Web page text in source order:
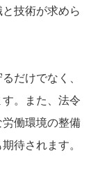
技術が求めら
だけでなく、
。また、法令
働環境の整備
待されます。